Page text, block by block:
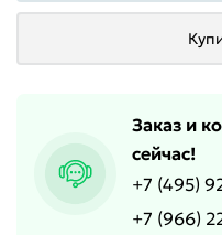
Заказ и
сейчас!
+7 (495)
+7 (966)